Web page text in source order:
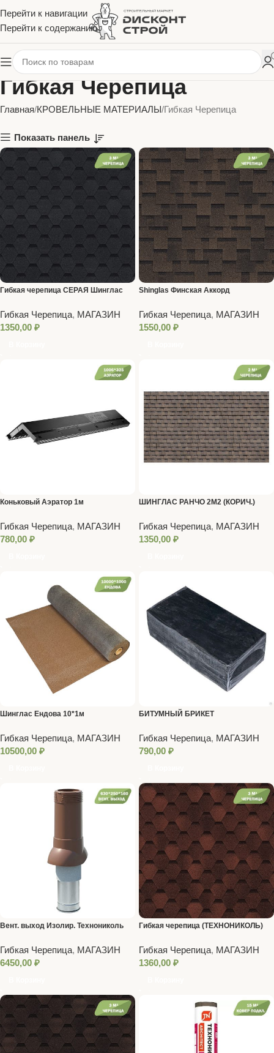
Перейти к навигации
Перейти к содержанию
Гибкая Черепица
Главная КРОВЕЛЬНЫЕ МАТЕРИАЛЫ Гибкая Черепица
Показать панель
Гибкая черепица СЕРАЯ Шинглас
Гибкая Черепица, МАГАЗИН
1350,00 ₽
Shinglas Финская Аккорд
Гибкая Черепица, МАГАЗИН
1550,00 ₽
Коньковый Аэратор 1м
Гибкая Черепица, МАГАЗИН
780,00 ₽
ШИНГЛАС РАНЧО 2М2 (КОРИЧ.)
Гибкая Черепица, МАГАЗИН
1350,00 ₽
Шинглас Ендова 10*1м
Гибкая Черепица, МАГАЗИН
10500,00 ₽
БИТУМНЫЙ БРИКЕТ
Гибкая Черепица, МАГАЗИН
790,00 ₽
Вент. выход Изолир. Технониколь
Гибкая Черепица, МАГАЗИН
6450,00 ₽
Гибкая черепица (ТЕХНОНИКОЛЬ)
Гибкая Черепица, МАГАЗИН
1360,00 ₽